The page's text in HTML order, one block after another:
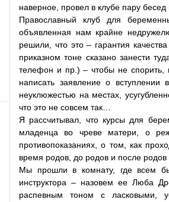
наверное, провел в клубе пару
Православный клуб для
объявленная нам крайне
решили, что это – гарантия
приказном тоне сказано занести
телефон и пр.) – чтобы не
написать заявление о
неуклюжестью на местах,
что это не совсем так…
Я рассчитывал, что курсы для
младенца во чреве матери, о
противопоказаниях, о том, как
время родов, до родов и после родов
Мы прошли в комнату, где всем
инструктора – назовем ее Люба
распевным тоном с ласковыми,